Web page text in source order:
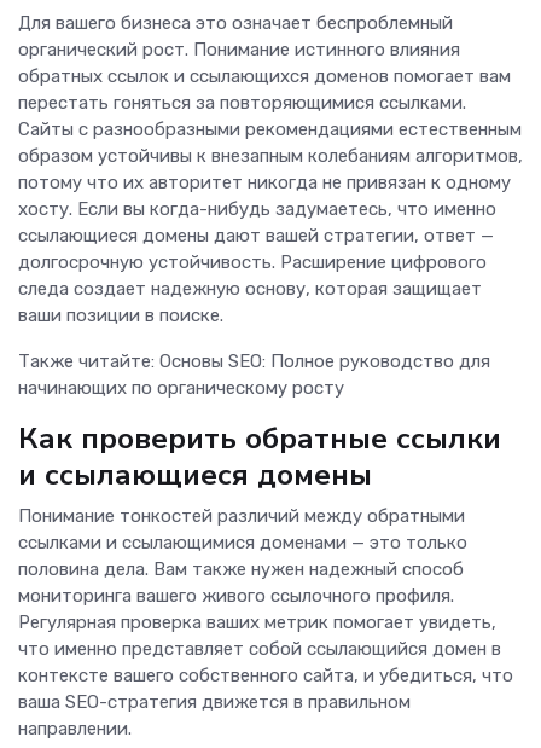
Для вашего бизнеса это означает беспроблемный
органический рост. Понимание истинного влияния
обратных ссылок и ссылающихся доменов помогает вам
перестать гоняться за повторяющимися ссылками.
Сайты с разнообразными рекомендациями естественным
образом устойчивы к внезапным колебаниям алгоритмов,
потому что их авторитет никогда не привязан к одному
хосту. Если вы когда-нибудь задумаетесь, что именно
ссылающиеся домены дают вашей стратегии, ответ —
долгосрочную устойчивость. Расширение цифрового
следа создает надежную основу, которая защищает
ваши позиции в поиске.
Также читайте: Основы SEO: Полное руководство для
начинающих по органическому росту
Как проверить обратные ссылки
и ссылающиеся домены
Понимание тонкостей различий между обратными
ссылками и ссылающимися доменами — это только
половина дела. Вам также нужен надежный способ
мониторинга вашего живого ссылочного профиля.
Регулярная проверка ваших метрик помогает увидеть,
что именно представляет собой ссылающийся домен в
контексте вашего собственного сайта, и убедиться, что
ваша SEO-стратегия движется в правильном
направлении.